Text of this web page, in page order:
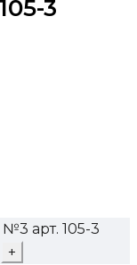
3
арт. 105-3